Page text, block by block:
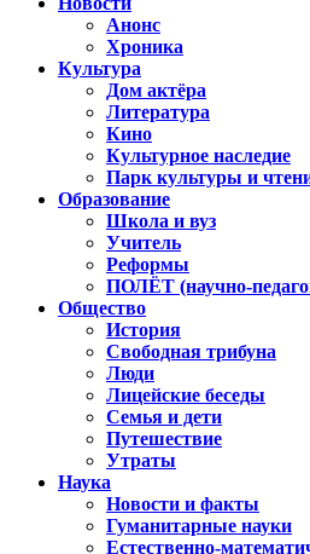
Анонс
Хроника
Культура
Дом актёра
Литература
Кино
Культурное наследие
Парк культуры и
Образование
Школа и вуз
Учитель
Реформы
ПОЛЁТ (научно-
Общество
История
Свободная трибуна
Люди
Лицейские беседы
Семья и дети
Путешествие
Утраты
Наука
Новости и факты
Гуманитарные науки
Естественно-